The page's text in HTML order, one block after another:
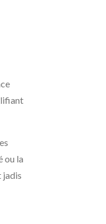
ou la
jadis